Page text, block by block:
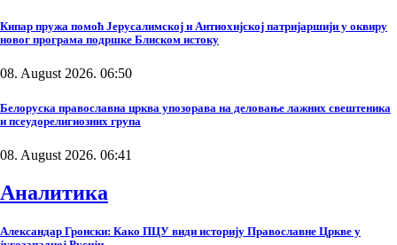
Кипар пружа помоћ Јерусалимској и Антиохијској патријаршији у оквиру
новог програма подршке Блиском истоку
08. August 2026. 06:50
Белоруска православна црква упозорава на деловање лажних свештеника
и псеудорелигиозних група
08. August 2026. 06:41
Аналитика
Александар Гронски: Како ПЦУ види историју Православне Цркве у